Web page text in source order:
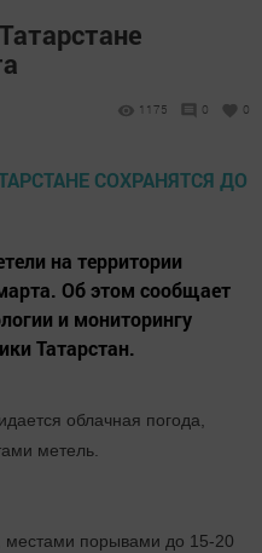
1175 0 0
на территории
Об этом сообщает
и мониторингу
Татарстан.
облачная погода,
метель.
местами порывами до 15-20